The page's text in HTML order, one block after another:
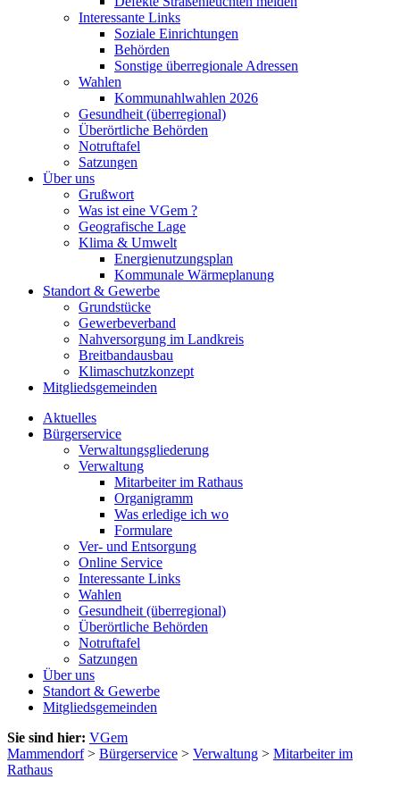
Interessante Links
Soziale Einrichtungen
Behörden
Sonstige überregionale Adressen
Wahlen
Kommunahlwahlen 2026
Gesundheit (überregional)
Überörtliche Behörden
Notruftafel
Satzungen
Über uns
Grußwort
Was ist eine VGem ?
Geografische Lage
Klima & Umwelt
Energienutzungsplan
Kommunale Wärmeplanung
Standort & Gewerbe
Grundstücke
Gewerbeverband
Nahversorgung im Landkreis
Breitbandausbau
Klimaschutzkonzept
Mitgliedsgemeinden
Aktuelles
Bürgerservice
Verwaltungsgliederung
Verwaltung
Mitarbeiter im Rathaus
Organigramm
Was erledige ich wo
Formulare
Ver- und Entsorgung
Online Service
Interessante Links
Wahlen
Gesundheit (überregional)
Überörtliche Behörden
Notruftafel
Satzungen
Über uns
Standort & Gewerbe
Mitgliedsgemeinden
Sie sind hier: VGem
Mammendorf> Bürgerservice > Verwaltung > Mitarbeiter im
Rathaus